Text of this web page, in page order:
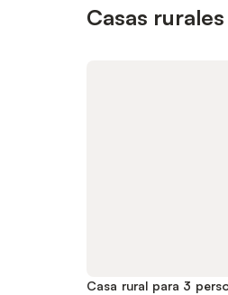
Casas
Casa rural para 3